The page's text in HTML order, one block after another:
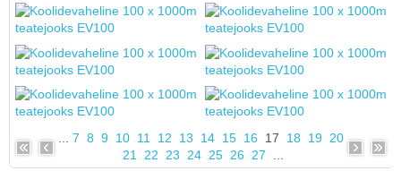
...7 8 9 10 11 12 13 14 15 16 17 18 19
20
21
22 23 24 25 26 27